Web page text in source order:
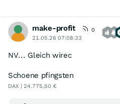
make-profit
0
21.05.26 07:08:33
NV... Gleich wirec
Schoene pfingsten
DAX | 24.775,50 €